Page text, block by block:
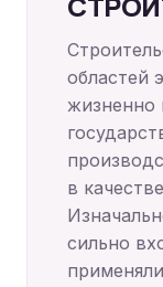
областей
жизненно
в
сильно